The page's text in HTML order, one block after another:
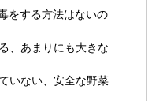
をする方法はないの
、あまりにも大きな
いない、安全な野菜